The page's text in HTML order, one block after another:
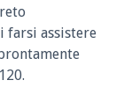
farsi assistere